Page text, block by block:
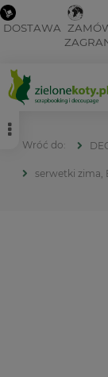
DOSTAWA
serwetki zima,